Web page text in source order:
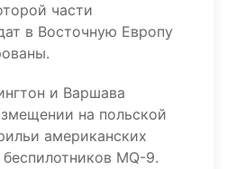
части
в Восточную Европу
и Варшава
на польской
американских
MQ-9.